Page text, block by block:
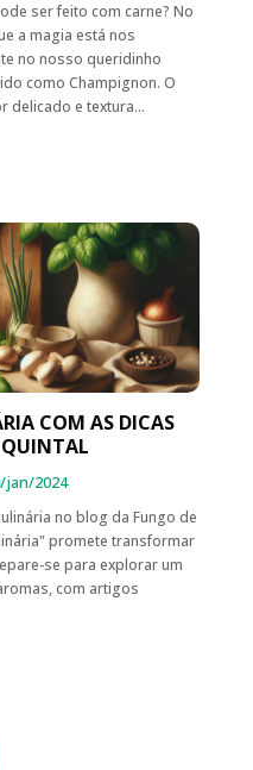
ser feito com carne? No
a magia está nos
no nosso queridinho
como Champignon. O
delicado e textura...
COM AS DICAS
QUINTAL
jan/2024
no blog da Fungo de
promete transformar
se para explorar um
com artigos